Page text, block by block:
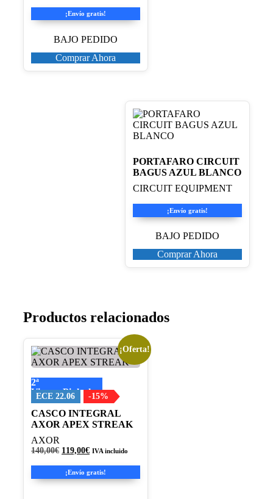
¡Envío gratis!
BAJO PEDIDO
Comprar Ahora
PORTAFARO CIRCUIT
BAGUS AZUL BLANCO
CIRCUIT EQUIPMENT
¡Envío gratis!
BAJO PEDIDO
Comprar Ahora
Productos relacionados
¡Oferta!
2ª
Visera+Pinlock
ECE 22.06 -15%
CASCO INTEGRAL
AXOR APEX STREAK
AXOR
140,00€ El
original
era:
119,00€El
actual
es:
IVA incluido
¡Envío gratis!
Este
producto
múltiples
variantes.
Las
opciones
se
pueden
elegir
página